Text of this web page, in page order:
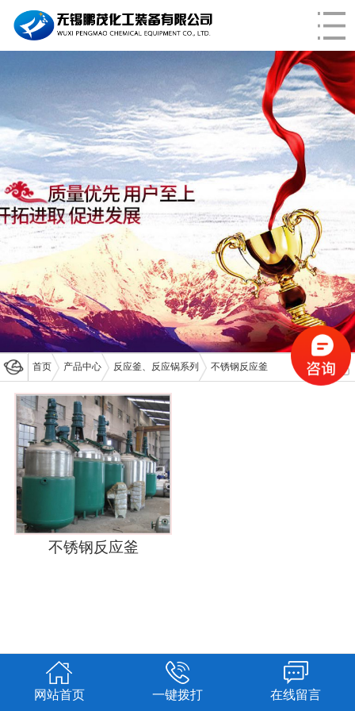
首页 产品中心 反应釜、反应锅系列 不锈钢反应釜
不锈钢反应釜
网站首页 一键拨打 在线留言